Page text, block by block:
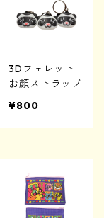
3Dフェレット
お顔ストラップ
¥800